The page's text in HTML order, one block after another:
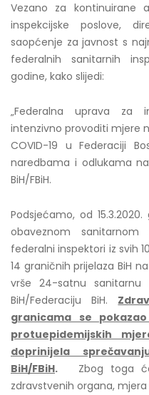
Vezano za kontinuirane
inspekcijske poslove,
saopćenje za javnost s
federalnih sanitarnih
godine, kako slijedi:
„Federalna uprava za
intenzivno provoditi mjere
COVID-19 u Federaciji
naredbama i odlukama
BiH/FBiH.
Podsjećamo, od
obaveznom sanitarnom
federalni inspektori iz svih
14 graničnih prijelaza BiH
vrše 24-satnu
BiH/Federaciju BiH.
granicama se
protuepidemijskih
doprinijela
BiH/FBiH.
Zbog toga
zdravstvenih organa,